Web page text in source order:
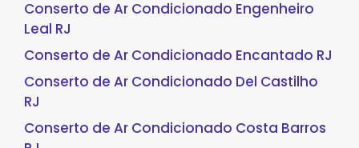
Conserto de Ar Condicionado Engenheiro
Leal RJ
Conserto de Ar Condicionado Encantado RJ
Conserto de Ar Condicionado Del Castilho
RJ
Conserto de Ar Condicionado Costa Barros